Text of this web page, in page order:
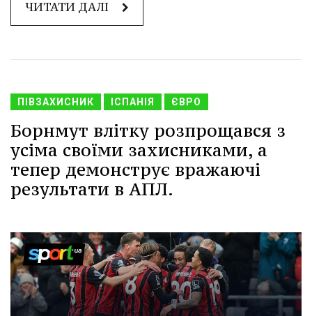
ЧИТАТИ ДАЛІ
ПІВЗАХИСНИК ІСПАНІЯ ЄВРО
Борнмут влітку розпрощався з
усіма своїми захисниками, а
тепер демонструє вражаючі
результати в АПЛ.